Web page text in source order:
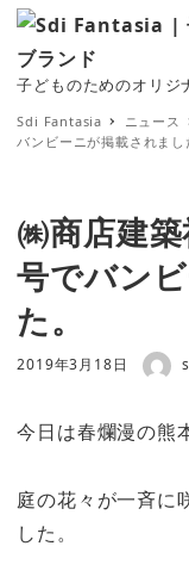
子どものためのオリジ
Sdi Fantasia ニュース
バンビーニが掲載されまし
㈱商店建
号でバン
た。
投稿日
2019年3月18日 著者
今日は春爛漫の熊
庭の花々が一斉に
した。